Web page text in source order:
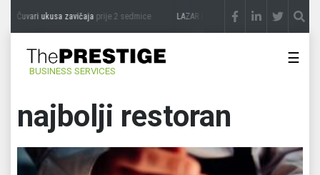
Čuvari ukusa zavičajaprije 2 sedmice LAZAR ĐURIĆ: Promocija potencijal
BUSINESS SERVICES
☰
najbolji restoran